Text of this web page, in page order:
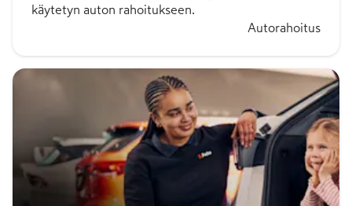
käytetyn auton rahoitukseen.
Autorahoitus